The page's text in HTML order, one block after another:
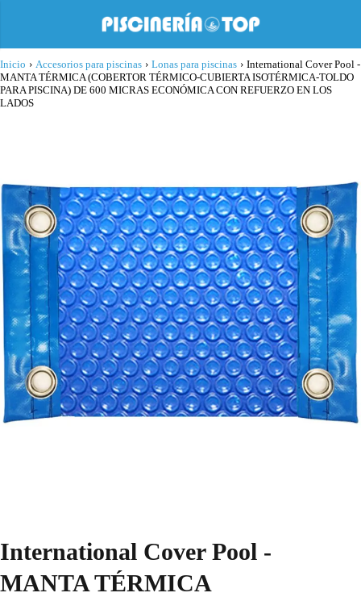
Inicio › Accesorios para piscinas › Lonas para piscinas › International Cover Pool -
MANTA TÉRMICA (COBERTOR TÉRMICO-CUBIERTA ISOTÉRMICA-TOLDO
PARA PISCINA) DE 600 MICRAS ECONÓMICA CON REFUERZO EN LOS
LADOS
International Cover Pool -
MANTA TÉRMICA